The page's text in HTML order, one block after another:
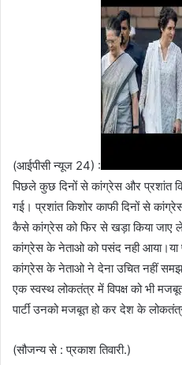
(आईपीसी न्यूज 24) :
पिछले कुछ दिनों से कांग्रेस और प्रशांत
गई। प्रशांत किशोर काफी दिनों से
कैसे कांग्रेस को फिर से खड़ा किया जाए
कांग्रेस के नेताओ को पसंद नही आया।या
कांग्रेस के नेताओ ने देना उचित नहीं
एक स्वस्थ लोकतंत्र में विपक्ष को भी
पार्टी उनको मजबूत हो कर देश के
(सौजन्य से : प्रकाश तिवारी.)